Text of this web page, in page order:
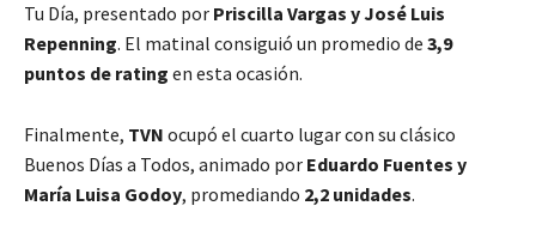
Tu Día, presentado por Priscilla Vargas y José Luis
Repenning. El matinal consiguió un promedio de 3,9
puntos de rating en esta ocasión.
Finalmente, TVN ocupó el cuarto lugar con su clásico
Buenos Días a Todos, animado por Eduardo Fuentes y
María Luisa Godoy, promediando 2,2 unidades.